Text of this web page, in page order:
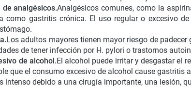
de analgésicos.Analgésicos comunes, como la
como gastritis crónica. El uso regular o excesivo
Los adultos mayores tienen mayor riesgo de
de tener infección por H. pylori o trastornos
de alcohol.El alcohol puede irritar y desgastar el
que el consumo excesivo de alcohol cause gastritis
intenso debido a una cirugía importante, una lesión,